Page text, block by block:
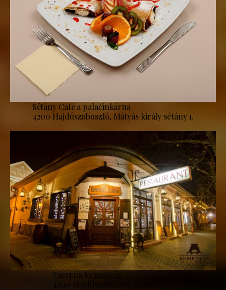
Sétány Café a palačinkárna
4200 Hajdúszoboszló, Mátyás király sétány 1.
Taverna Kemencés
4200 Hajdúszoboszló, Daru zug 1.